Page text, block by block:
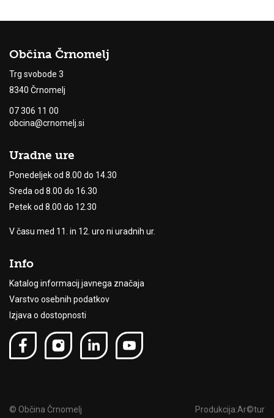
Občina Črnomelj
Trg svobode 3
8340 Črnomelj
07 306 11 00
obcina@crnomelj.si
Uradne ure
Ponedeljek od 8.00 do 14.30
Sreda od 8.00 do 16.30
Petek od 8.00 do 12.30
V času med 11. in 12. uro ni uradnih ur.
Info
Katalog informacij javnega značaja
Varstvo osebnih podatkov
Izjava o dostopnosti
© Občina Črnomelj Produkcija:Ar©tur